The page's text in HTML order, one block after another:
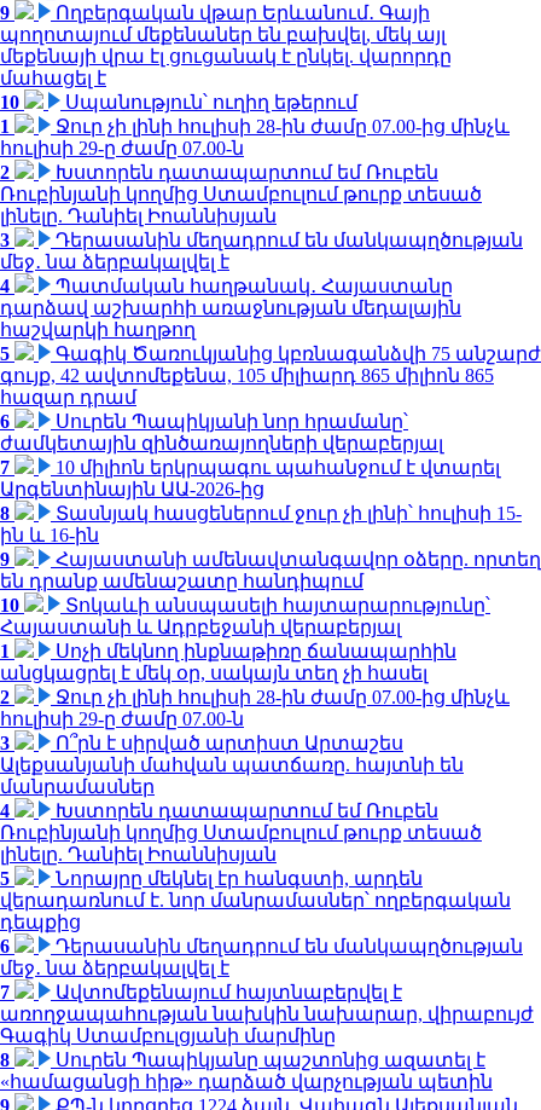
9
Ողբերգական վթար Երևանում․ Գայի
պողոտայում մեքենաներ են բախվել, մեկ այլ
մեքենայի վրա էլ ցուցանակ է ընկել. վարորդը
մահացել է
10
Սպանություն՝ ուղիղ եթերում
1
Ջուր չի լինի հուլիսի 28-ին ժամը 07.00-ից մինչև
հուլիսի 29-ը ժամը 07.00-ն
2
Խստորեն դատապարտում եմ Ռուբեն
Ռուբինյանի կողմից Ստամբուլում թուրք տեսած
լինելը. Դանիել Իոաննիսյան
3
Դերասանին մեղադրում են մանկապղծության
մեջ․ նա ձերբակալվել է
4
Պատմական հաղթանակ․ Հայաստանը
դարձավ աշխարհի առաջնության մեդալային
հաշվարկի հաղթող
5
Գագիկ Ծառուկյանից կբռնագանձվի 75 անշարժ
գույք, 42 ավտոմեքենա, 105 միլիարդ 865 միլիոն 865
հազար դրամ
6
Սուրեն Պապիկյանի նոր հրամանը՝
ժամկետային զինծառայողների վերաբերյալ
7
10 միլիոն երկրպագու պահանջում է վտարել
Արգենտինային ԱԱ-2026-ից
8
Տասնյակ հասցեներում ջուր չի լինի՝ հուլիսի 15-
ին և 16-ին
9
Հայաստանի ամենավտանգավոր օձերը. որտեղ
են դրանք ամենաշատը հանդիպում
10
Տոկաևի անսպասելի հայտարարությունը՝
Հայաստանի և Ադրբեջանի վերաբերյալ
1
Սոչի մեկնող ինքնաթիռը ճանապարհին
անցկացրել է մեկ օր, սակայն տեղ չի հասել
2
Ջուր չի լինի հուլիսի 28-ին ժամը 07.00-ից մինչև
հուլիսի 29-ը ժամը 07.00-ն
3
Ո՞րն է սիրված արտիստ Արտաշես
Ալեքսանյանի մահվան պատճառը. հայտնի են
մանրամասներ
4
Խստորեն դատապարտում եմ Ռուբեն
Ռուբինյանի կողմից Ստամբուլում թուրք տեսած
լինելը. Դանիել Իոաննիսյան
5
Նորայրը մեկնել էր հանգստի, արդեն
վերադառնում է. նոր մանրամասներ՝ ողբերգական
դեպքից
6
Դերասանին մեղադրում են մանկապղծության
մեջ․ նա ձերբակալվել է
7
Ավտոմեքենայում հայտնաբերվել է
առողջապահության նախկին նախարար, վիրաբույժ
Գագիկ Ստամբուլցյանի մարմինը
8
Սուրեն Պապիկյանը պաշտոնից ազատել է
«համացանցի հիթ» դարձած վարչության պետին
9
ՔՊ-ն կորցրեց 1224 ձայն. Վահագն Ալեքսանյան